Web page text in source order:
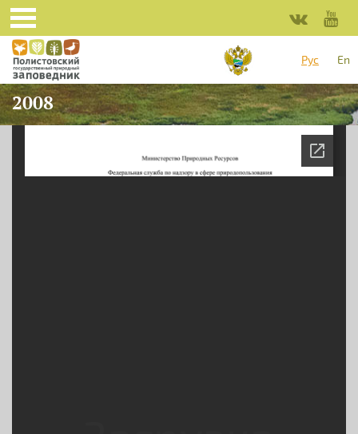
Перейти к основному содержанию
Рус
En
2008